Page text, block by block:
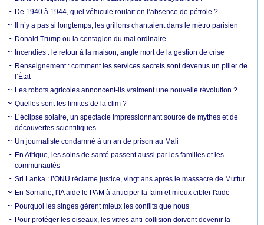
De 1940 à 1944, quel véhicule roulait en l’absence de pétrole ?
Il n’y a pas si longtemps, les grillons chantaient dans le métro parisien
Donald Trump ou la contagion du mal ordinaire
Incendies : le retour à la maison, angle mort de la gestion de crise
Renseignement : comment les services secrets sont devenus un pilier de
l’État
Les robots agricoles annoncent-ils vraiment une nouvelle révolution ?
Quelles sont les limites de la clim ?
L’éclipse solaire, un spectacle impressionnant source de mythes et de
découvertes scientifiques
Un journaliste condamné à un an de prison au Mali
En Afrique, les soins de santé passent aussi par les familles et les
communautés
Sri Lanka : l’ONU réclame justice, vingt ans après le massacre de Muttur
En Somalie, l'IA aide le PAM à anticiper la faim et mieux cibler l'aide
Pourquoi les singes gèrent mieux les conflits que nous
Pour protéger les oiseaux, les vitres anti-collision doivent devenir la